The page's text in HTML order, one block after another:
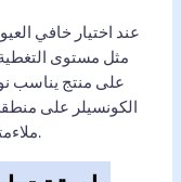
عند اختيار خافي
مثل مستوى
على منتج يناسب
الكونسيلر على
ملاءمته للون بشرتك قبل تطبيقه على نطاق أوسع.